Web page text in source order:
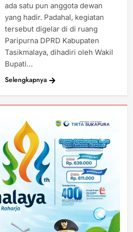
ada satu pun anggota dewan
yang hadir. Padahal, kegiatan
tersebut digelar di di ruang
Paripurna DPRD Kabupaten
Tasikmalaya, dihadiri oleh Wakil
Bupati…
Selengkapnya